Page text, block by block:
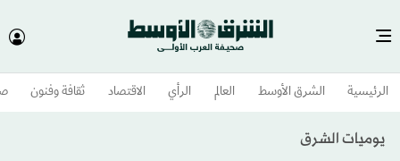
الرئيسية الشرق الأوسط​ العالم الرأي الاقتصاد ثقافة وفنون
يوميات الشرق